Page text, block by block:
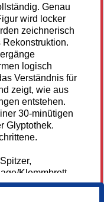
Genau
wird locker
zeichnerisch
logisch
Verständnis für
zeigt, wie aus
entstehen.
30-minütigen
Glyptothek.
Klemmbrett.